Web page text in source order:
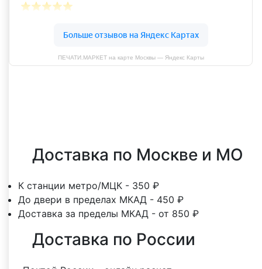
ПЕЧАТИ.МАРКЕТ на карте Москвы — Яндекс Карты
Доставка по Москве и МО
К станции метро/МЦК - 350 ₽
До двери в пределах МКАД - 450 ₽
Доставка за пределы МКАД - от 850 ₽
Доставка по России